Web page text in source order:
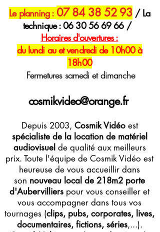
Le planning : 07 84 38 52 93 / La
technique :06 30 56 69 66/
Horairesd'ouvertures :
du lundi au et vendredi de 10h00 à
18h00
Fermetures samedi et dimanche
cosmikvideo@orange.fr
Depuis 2003, Cosmik Vidéoest
spécialiste de la location de matériel
audiovisuel de qualité aux meilleurs
prix. Toute l'équipe de Cosmik Vidéo est
heureuse de vous accueillir dans
son nouveau local de 218m2 porte
d'Aubervilliers pour vous conseiller et
vous accompagner dans tous vos
tournages (clips, pubs, corporates, lives,
documentaires, fictions, séries,...).